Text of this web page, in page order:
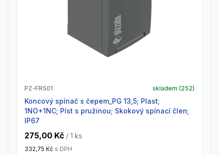
PZ-FR501 skladem (252)
Koncový spínač s čepem_PG 13,5; Plast;
1NO+1NC; Píst s pružinou; Skokový spínací člen;
IP67
275,00 Kč / 1 ks
332,75 Kč s DPH